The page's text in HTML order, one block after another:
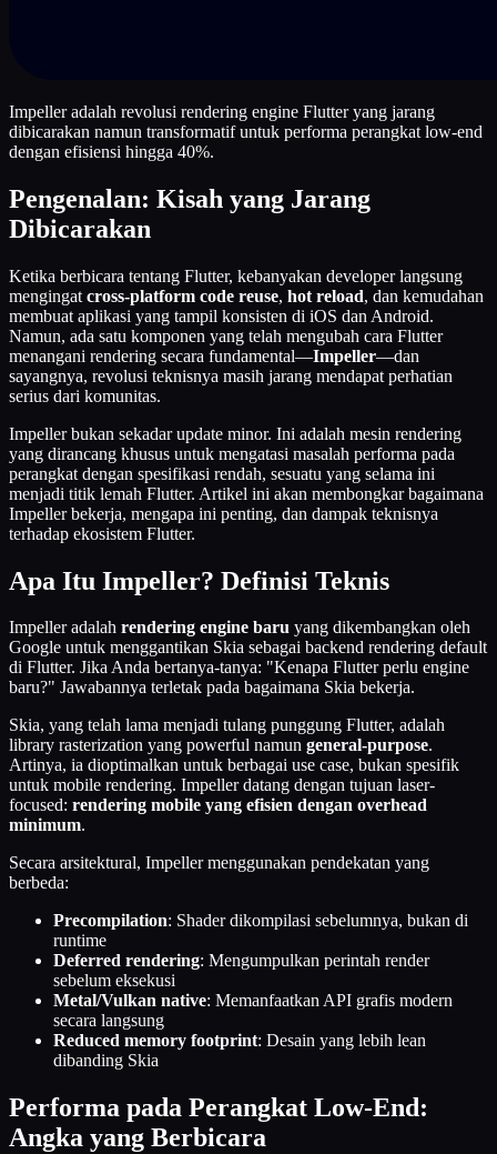
Impeller adalah revolusi rendering engine Flutter yang jarang
dibicarakan namun transformatif untuk performa perangkat low-end
dengan efisiensi hingga 40%.
Pengenalan: Kisah yang Jarang
Dibicarakan
Ketika berbicara tentang Flutter, kebanyakan developer langsung
mengingat cross-platform code reuse, hot reload, dan kemudahan
membuat aplikasi yang tampil konsisten di iOS dan Android.
Namun, ada satu komponen yang telah mengubah cara Flutter
menangani rendering secara fundamental—Impeller—dan
sayangnya, revolusi teknisnya masih jarang mendapat perhatian
serius dari komunitas.
Impeller bukan sekadar update minor. Ini adalah mesin rendering
yang dirancang khusus untuk mengatasi masalah performa pada
perangkat dengan spesifikasi rendah, sesuatu yang selama ini
menjadi titik lemah Flutter. Artikel ini akan membongkar bagaimana
Impeller bekerja, mengapa ini penting, dan dampak teknisnya
terhadap ekosistem Flutter.
Apa Itu Impeller? Definisi Teknis
Impeller adalah rendering engine baru yang dikembangkan oleh
Google untuk menggantikan Skia sebagai backend rendering default
di Flutter. Jika Anda bertanya-tanya: "Kenapa Flutter perlu engine
baru?" Jawabannya terletak pada bagaimana Skia bekerja.
Skia, yang telah lama menjadi tulang punggung Flutter, adalah
library rasterization yang powerful namun general-purpose.
Artinya, ia dioptimalkan untuk berbagai use case, bukan spesifik
untuk mobile rendering. Impeller datang dengan tujuan laser-
focused: rendering mobile yang efisien dengan overhead
minimum.
Secara arsitektural, Impeller menggunakan pendekatan yang
berbeda:
Precompilation: Shader dikompilasi sebelumnya, bukan di
runtime
Deferred rendering: Mengumpulkan perintah render
sebelum eksekusi
Metal/Vulkan native: Memanfaatkan API grafis modern
secara langsung
Reduced memory footprint: Desain yang lebih lean
dibanding Skia
Performa pada Perangkat Low-End:
Angka yang Berbicara